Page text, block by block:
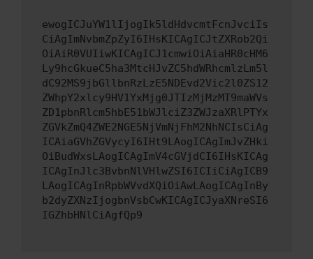
ewogICJuYW1lIjogIk5ldHdvcmtFcnJvciIs
CiAgImNvbmZpZyI6IHsKICAgICJtZXRob2Qi
OiAiR0VUIiwKICAgICJ1cmwiOiAiaHR0cHM6
Ly9hcGkueC5ha3MtcHJvZC5hdWRhcmlzLm5l
dC92MS9jbGllbnRzLzE5NDEvd2Vic2l0ZS12
ZWhpY2xlcy9HV1YxMjg0JTIzMjMzMT9maWVs
ZD1pbnRlcm5hbE51bWJlciZ3ZWJzaXRlPTYx
ZGVkZmQ4ZWE2NGE5NjVmNjFhM2NhNCIsCiAg
ICAiaGVhZGVycyI6IHt9LAogICAgImJvZHki
OiBudWxsLAogICAgImV4cGVjdCI6IHsKICAg
ICAgInJlc3BvbnNlVHlwZSI6ICIiCiAgICB9
LAogICAgInRpbWVvdXQiOiAwLAogICAgInBy
b2dyZXNzIjogbnVsbCwKICAgICJyaXNreSI6
IGZhbHNlCiAgfQp9